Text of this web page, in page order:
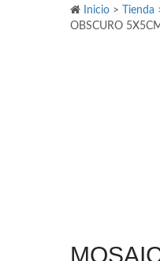
Inicio > Tienda
OBSCURO